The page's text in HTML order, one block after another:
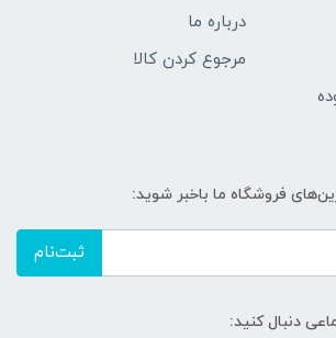
درباره ما
مرجوع کردن کالا
فروشگاه ما باخبر شوید:
ثبت‌نام
دنبال کنید: